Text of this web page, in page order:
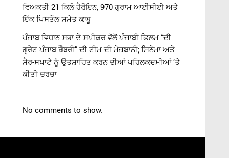
ਵਿਅਕਤੀ 21 ਕਿਲੋ ਹੈਰੋਇਨ, 970 ਗ੍ਰਾਮ ਆਈਸੀਈ ਅਤੇ
ਇੱਕ ਪਿਸਤੌਲ ਸਮੇਤ ਕਾਬੂ
ਪੰਜਾਬ ਵਿਧਾਨ ਸਭਾ ਦੇ ਸਪੀਕਰ ਵੱਲੋਂ ਪੰਜਾਬੀ ਫਿਲਮ “ਦੀ
ਗ੍ਰੇਟ ਪੰਜਾਬ ਰੌਬਰੀ” ਦੀ ਟੀਮ ਦੀ ਮੇਜ਼ਬਾਨੀ; ਸਿਨੇਮਾ ਅਤੇ
ਸੈਰ-ਸਪਾਟੇ ਨੂੰ ਉਤਸ਼ਾਹਿਤ ਕਰਨ ਦੀਆਂ ਪਹਿਲਕਦਮੀਆਂ ‘ਤੇ
ਕੀਤੀ ਚਰਚਾ
No comments to show.